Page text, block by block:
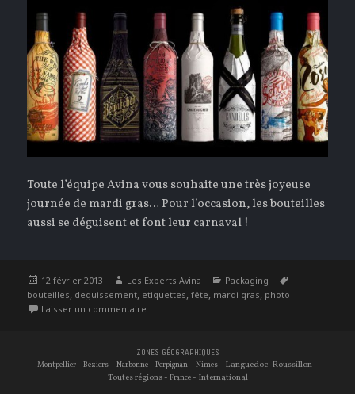
Toute l’équipe Avina vous souhaite une très joyeuse
journée de mardi gras… Pour l’occasion, les bouteilles
aussi se déguisent et font leur carnaval !
Publié
le
12 février 2013 Auteur
Les Experts Avina Catégories
Packaging
bouteilles, deguissement, etiquettes,fête, mardi gras, photo
Laisser un commentaire
ZONES GÉOGRAPHIQUES
Montpellier - Béziers –Narbonne - Perpignan –Nimes - Languedoc-Roussillon -
Toutes régions - France- International